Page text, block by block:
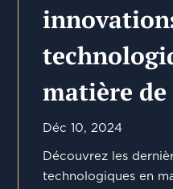
matière de
Déc 10, 2024
Découvrez les
technologiques en